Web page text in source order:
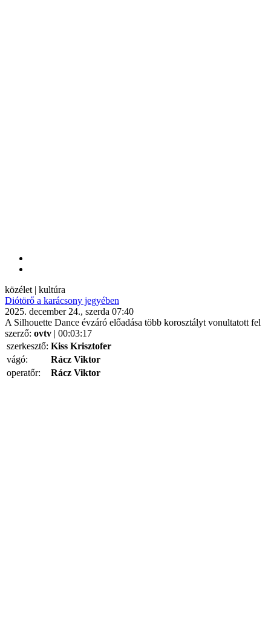
közélet | kultúra
Diótörő a karácsony jegyében
2025. december 24., szerda 07:40
A Silhouette Dance évzáró előadása több korosztályt vonultatott fel
szerző: ovtv | 00:03:17
szerkesztő: Kiss Krisztofer
vágó:
Rácz Viktor
operatőr:
Rácz Viktor